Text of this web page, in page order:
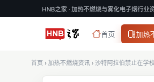
HNB之家 · 加热不燃烧与雾化电子烟行业
首页 加热
首页 › 加热不燃烧资讯 › 沙特阿拉伯禁止在学